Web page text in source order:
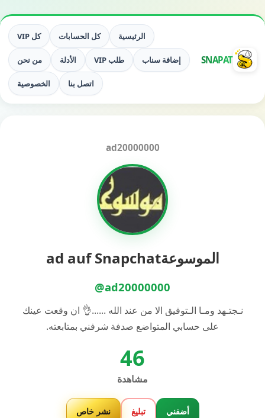
SNAPAT
الرئيسية كل الحسابات كل VIP
إضافة سناب طلب VIP الأدلة من نحن
اتصل بنا الخصوصية
ad20000000
الموسوعةad auf Snapchat
@ad20000000
نـجتـهد ومـا الـتوفيق الا من عند الله ......👌 ان وقعت عينك
على حسابي المتواضع صدفة شرفني بمتابعته.
46
مشاهدة
أضفني تبليغ نشر خاص